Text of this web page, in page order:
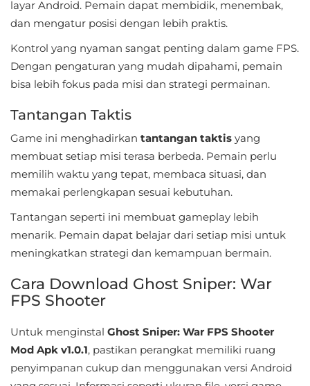
&
Magazines
Personalisasi
Personalization
Photography
Productivity
Shopping
Social
Sport
Tools
Travel
layar Android. Pemain dapat membidik, menembak,
dan mengatur posisi dengan lebih praktis.
Kontrol yang nyaman sangat penting dalam game FPS.
Dengan pengaturan yang mudah dipahami, pemain
bisa lebih fokus pada misi dan strategi permainan.
Tantangan Taktis
Game ini menghadirkan tantangan taktis yang
membuat setiap misi terasa berbeda. Pemain perlu
memilih waktu yang tepat, membaca situasi, dan
memakai perlengkapan sesuai kebutuhan.
Tantangan seperti ini membuat gameplay lebih
menarik. Pemain dapat belajar dari setiap misi untuk
meningkatkan strategi dan kemampuan bermain.
Cara Download Ghost Sniper: War
FPS Shooter
Untuk menginstal Ghost Sniper: War FPS Shooter
Mod Apk v1.0.1, pastikan perangkat memiliki ruang
penyimpanan cukup dan menggunakan versi Android